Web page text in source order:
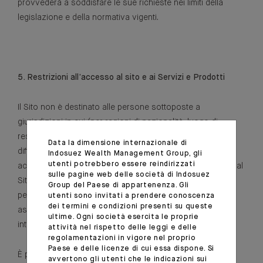
provvederà a soddisfare le sue richieste nei limiti della
legislazione e della normativa vigenti.
5. Restrizioni all’accesso al sito e ai Servizi e Prodotti
Il Sito non è destinato alle persone sottoposte a
giurisdizioni in cui (per ragioni di nazionalità, luogo di
residenza o per qualsiasi altro motivo) sono vietati la
diffusione o l’accesso al Sito. L’Utente è pregato di
accertarsi di essere legalmente autorizzato a connettersi al
Sito nel Paese da cui è stata stabilita la connessione. Le
persone interessate da queste restrizioni sono pregate di
astenersi dal connettersi al Sito e/o dal navigare al suo
interno.
È possibile che i servizi e prodotti menzionati nel Sito non
Data la dimensione internazionale di
Indosuez Wealth Management Group, gli
utenti potrebbero essere reindirizzati
sulle pagine web delle società di Indosuez
Group del Paese di appartenenza. Gli
utenti sono invitati a prendere conoscenza
dei termini e condizioni presenti su queste
ultime. Ogni società esercita le proprie
attività nel rispetto delle leggi e delle
regolamentazioni in vigore nel proprio
Paese e delle licenze di cui essa dispone. Si
avvertono gli utenti che le indicazioni sui